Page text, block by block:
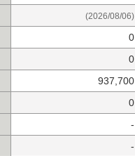
(2026/08/06)
0
0
937,700
0
-
-